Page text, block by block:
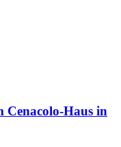
Cenacolo-Haus in